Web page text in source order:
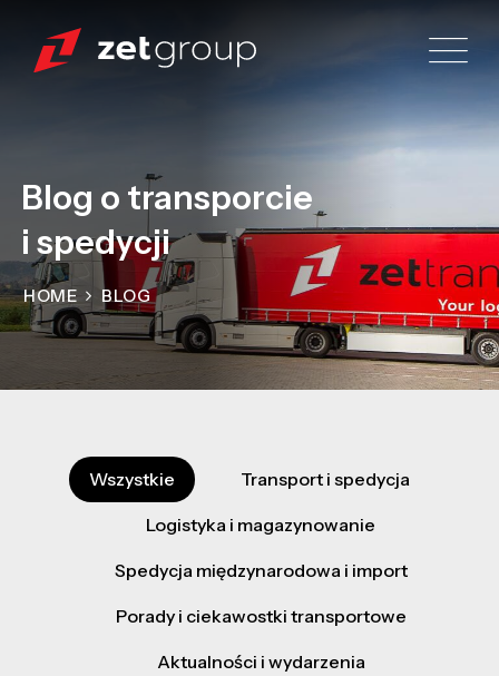
Blog o transporcie
i spedycji
HOME BLOG
Wszystkie Transport i spedycja
Logistyka i magazynowanie
Spedycja międzynarodowa i import
Porady i ciekawostki transportowe
Aktualności i wydarzenia